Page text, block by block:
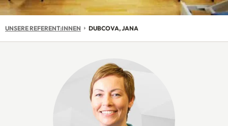
UNSERE REFERENT:INNEN AKTUELL: DUBCOVA, JANA
DUBCOVA, JANA